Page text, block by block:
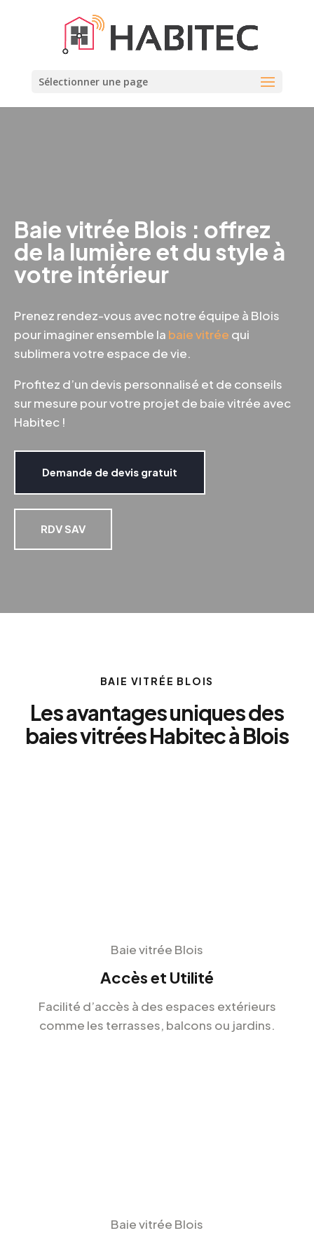
Sélectionner une page
Baie vitrée Blois : offrez
de la lumière et du style à
votre intérieur
Prenez rendez-vous avec notre équipe à Blois
pour imaginer ensemble la baie vitrée qui
sublimera votre espace de vie.
Profitez d’un devis personnalisé et de conseils
sur mesure pour votre projet de baie vitrée avec
Habitec !
Demande de devis gratuit
RDV SAV
BAIE VITRÉE BLOIS
Les avantages uniques des
baies vitrées Habitec à Blois
Baie vitrée Blois
Accès et Utilité
Facilité d’accès à des espaces extérieurs
comme les terrasses, balcons ou jardins.
Baie vitrée Blois